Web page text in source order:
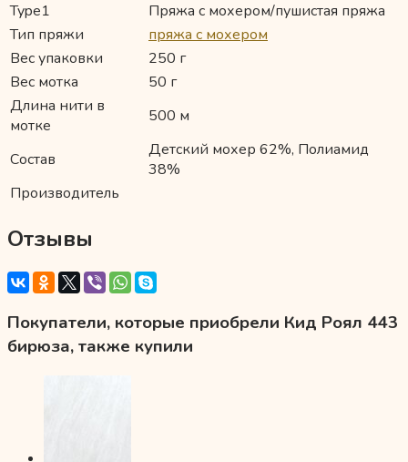
Type1
Пряжа с мохером/пушистая пряжа
Тип пряжи
пряжа с мохером
Вес упаковки
250 г
Вес мотка
50 г
Длина нити в
мотке
500 м
Состав
Детский мохер 62%, Полиамид
38%
Производитель
Отзывы
Покупатели, которые приобрели Кид Роял 443
бирюза, также купили